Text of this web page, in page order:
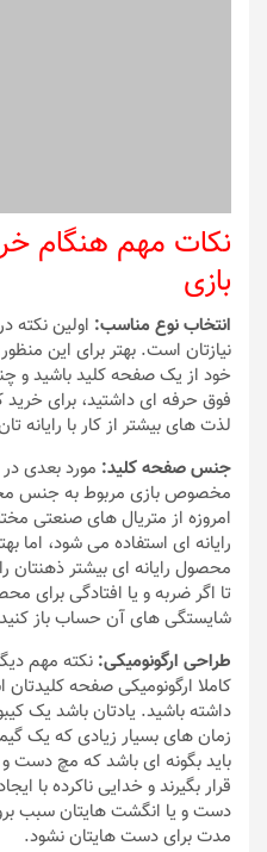
نکات مهم هنگام
بازی
انتخاب نوع مناسب: اولین نکته
نیازتان است. بهتر برای این
خود از یک صفحه کلید باشید و
فوق حرفه ای داشتید، برای
لذت های بیشتر از کار با رایانه
جنس صفحه کلید: مورد بعدی
مخصوص بازی مربوط به جنس
امروزه از متریال های صنعتی
رایانه ای استفاده می شود، اما
محصول رایانه ای بیشتر
تا اگر ضربه و یا افتادگی برای
شایستگی های آن حساب باز
طراحی ارگونومیکی: نکته مهم
کاملا ارگونومیکی صفحه
داشته باشید. یادتان باشد یک
زمان های بسیار زیادی که یک
باید بگونه ای باشد که مچ دست
قرار بگیرند و خدایی ناکرده با
دست و یا انگشت هایتان سبب
مدت برای دست هایتان نشود.